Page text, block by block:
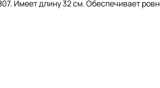
Имеет длину 32 см. Обеспечивает